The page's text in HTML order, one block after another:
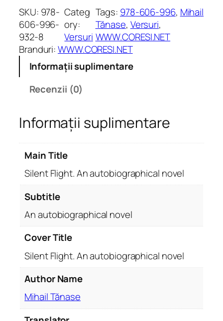
n
t
i
t
a
l
e
n
l
n
t
SKU: 978-
606-996-
932-8
Categ
ory:
Versuri
Tags: 978-606-996, Mihail
Tănase, Versuri
WWW.CORESI.NET
Branduri:WWW.CORESI.NET
Informații suplimentare
Recenzii (0)
Informații suplimentare
Main Title
Silent Flight. An autobiographical novel
Subtitle
An autobiographical novel
Cover Title
Silent Flight. An autobiographical novel
Author Name
Mihail Tănase